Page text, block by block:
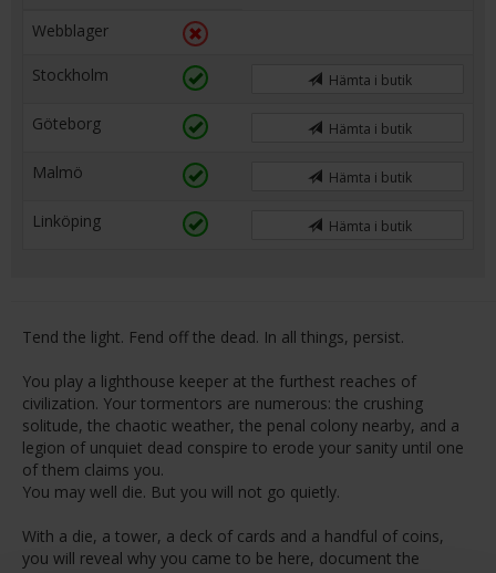
Webblager
Stockholm Hämta i butik
Göteborg Hämta i butik
Malmö Hämta i butik
Linköping Hämta i butik
Tend the light. Fend off the dead. In all things, persist.
You play a lighthouse keeper at the furthest reaches of
civilization. Your tormentors are numerous: the crushing
solitude, the chaotic weather, the penal colony nearby, and a
legion of unquiet dead conspire to erode your sanity until one
of them claims you.
You may well die. But you will not go quietly.
With a die, a tower, a deck of cards and a handful of coins,
you will reveal why you came to be here, document the